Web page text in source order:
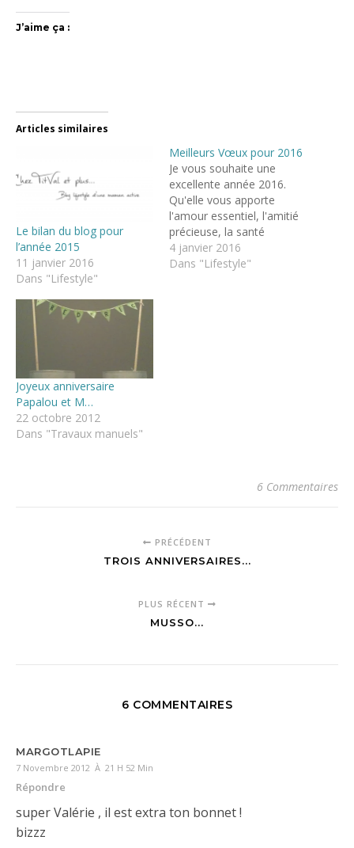
J’aime ça :
Articles similaires
Le bilan du blog pour
l’année 2015
11 janvier 2016
Dans "Lifestyle"
Meilleurs Vœux pour 2016
Je vous souhaite une
excellente année 2016.
Qu'elle vous apporte
l'amour essentiel, l'amitié
précieuse, la santé
indispensable le bonheur
vital et la réalisation de
4 janvier 2016
Dans "Lifestyle"
Joyeux anniversaire
Papalou et M…
22 octobre 2012
Dans "Travaux manuels"
6 Commentaires
PRÉCÉDENT
TROIS ANNIVERSAIRES...
PLUS RÉCENT
MUSSO...
6 COMMENTAIRES
MARGOTLAPIE
7 Novembre 2012 À 21 H 52 Min
Répondre
super Valérie , il est extra ton bonnet !
bizzz